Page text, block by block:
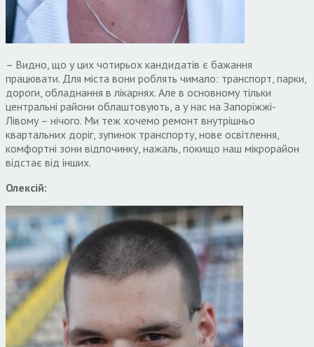
– Видно, що у цих чотирьох кандидатів є бажання
працювати. Для міста вони роблять чимало: транспорт, парки,
дороги, обладнання в лікарнях. Але в основному тільки
центральні райони облаштовують, а у нас на Запоріжжі-
Лівому – нічого. Ми теж хочемо ремонт внутрішньо
квартальних доріг, зупинок транспорту, нове освітлення,
комфортні зони відпочинку, нажаль, покищо наш мікрорайон
відстає від інших.
Олексій: